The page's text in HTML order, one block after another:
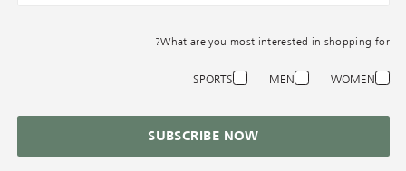
What are you most interested in shopping for?
WOMEN
MEN
SPORTS
SUBSCRIBE NOW